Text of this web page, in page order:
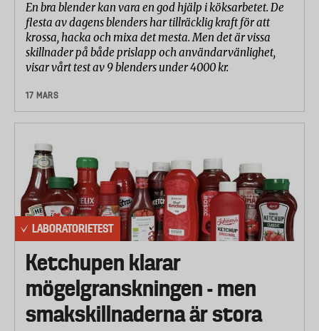
En bra blender kan vara en god hjälp i köksarbetet. De
flesta av dagens blenders har tillräcklig kraft för att
krossa, hacka och mixa det mesta. Men det är vissa
skillnader på både prislapp och användarvänlighet,
visar vårt test av 9 blenders under 4000 kr.
17 MARS
LABORATORIETEST
Ketchupen klarar
mögelgranskningen - men
smakskillnaderna är stora